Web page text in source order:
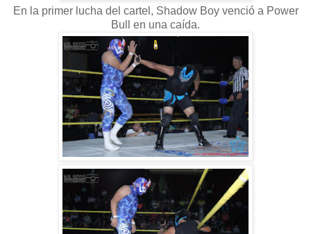
En la primer lucha del cartel, Shadow Boy venció a Power
Bull en una caída.